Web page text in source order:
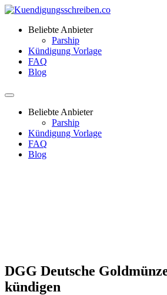
Beliebte Anbieter
Parship
Kündigung Vorlage
FAQ
Blog
Beliebte Anbieter
Parship
Kündigung Vorlage
FAQ
Blog
DGG Deutsche
kündigen